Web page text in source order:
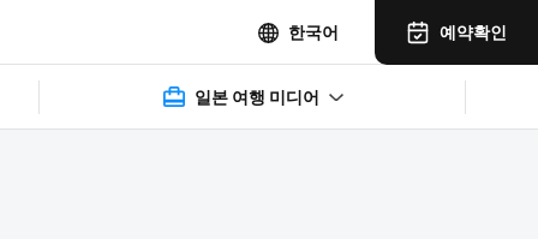
일본 여행 미디어
한국어 예약확인